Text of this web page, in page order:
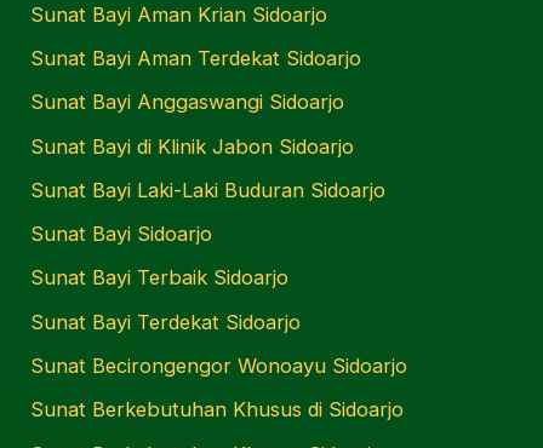
Sunat Bayi Aman Krian Sidoarjo
Sunat Bayi Aman Terdekat Sidoarjo
Sunat Bayi Anggaswangi Sidoarjo
Sunat Bayi di Klinik Jabon Sidoarjo
Sunat Bayi Laki-Laki Buduran Sidoarjo
Sunat Bayi Sidoarjo
Sunat Bayi Terbaik Sidoarjo
Sunat Bayi Terdekat Sidoarjo
Sunat Becirongengor Wonoayu Sidoarjo
Sunat Berkebutuhan Khusus di Sidoarjo